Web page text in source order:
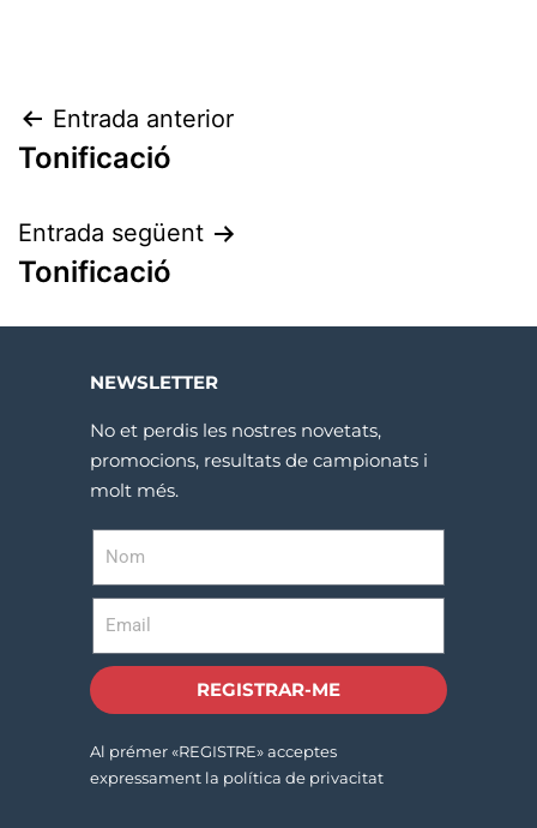
Entrada anterior
Tonificació
Entrada següent
Tonificació
NEWSLETTER
No et perdis les nostres novetats,
promocions, resultats de campionats i
molt més.
REGISTRAR-ME
Al prémer «REGISTRE» acceptes
expressament la política de privacitat